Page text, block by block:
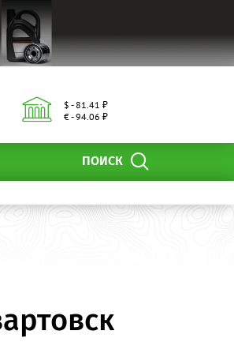
$ - 81.41 ₽
€ - 94.06 ₽
ПОИСК